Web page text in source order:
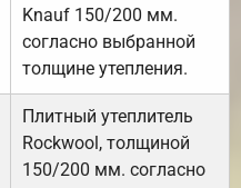
Knauf 150/200 мм.
согласно выбранной
толщине утепления.
Плитный утеплитель
Rockwool, толщиной
150/200 мм. согласно